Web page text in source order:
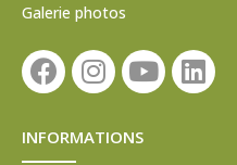
Galerie photos
INFORMATIONS